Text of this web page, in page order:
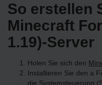
So erstellen
Minecraft
1.19)-Server
Holen Sie sich den
Installieren Sie den a
die Systemsteuerung